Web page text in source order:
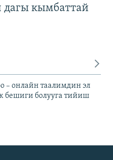
кымбаттай
– онлайн таалимдин эл
бешиги болууга тийиш